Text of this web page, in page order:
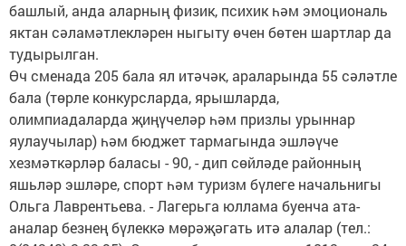
башлый, анда аларның физик, психик һәм эмоциональ
яктан сәламәтлекләрен ныгыту өчен бөтен шартлар да
тудырылган.
Өч сменада 205 бала ял итәчәк, араларында 55 сәләтле
бала (төрле конкурсларда, ярышларда,
олимпиадаларда җиңүчеләр һәм призлы урыннар
яулаучылар) һәм бюджет тармагында эшләүче
хезмәткәрләр баласы - 90, - дип сөйләде районның
яшьләр эшләре, спорт һәм туризм бүлеге начальнигы
Ольга Лаврентьева. - Лагерьга юллама буенча ата-
аналар безнең бүлеккә мөрәҗәгать итә алалар (тел.: